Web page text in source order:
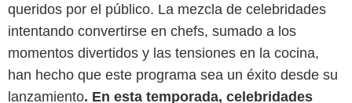
queridos por el público. La mezcla de celebridades
intentando convertirse en chefs, sumado a los
momentos divertidos y las tensiones en la cocina,
han hecho que este programa sea un éxito desde su
lanzamiento. En esta temporada, celebridades